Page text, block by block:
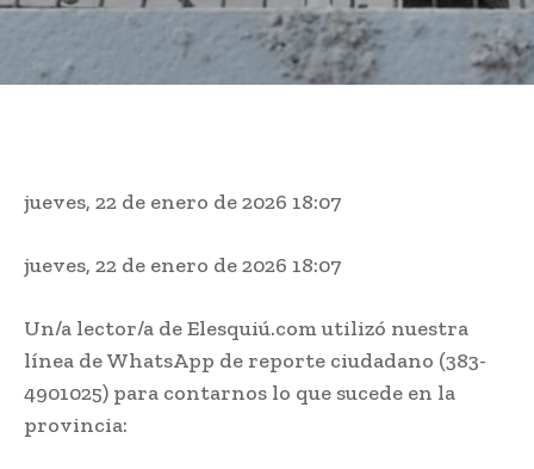
jueves, 22 de enero de 2026 18:07
jueves, 22 de enero de 2026 18:07
Un/a lector/a de Elesquiú.com utilizó nuestra
línea de WhatsApp de reporte ciudadano (383-
4901025) para contarnos lo que sucede en la
provincia: